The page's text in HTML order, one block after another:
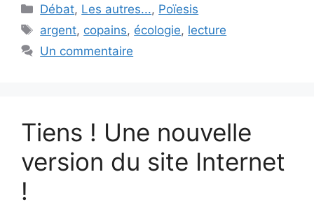
Catégories
Débat, Les autres..., Poïesis
Étiquettes
argent, copains, écologie, lecture
Un commentaire
Tiens ! Une nouvelle
version du site Internet
!